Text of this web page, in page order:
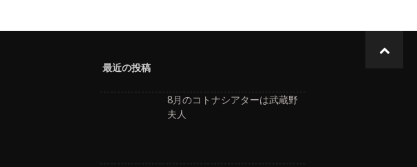
最近の投稿
8月のコトナシアターは武蔵野
夫人